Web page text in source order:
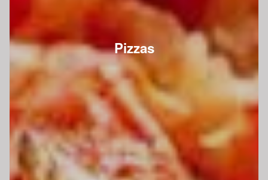
Pizzas